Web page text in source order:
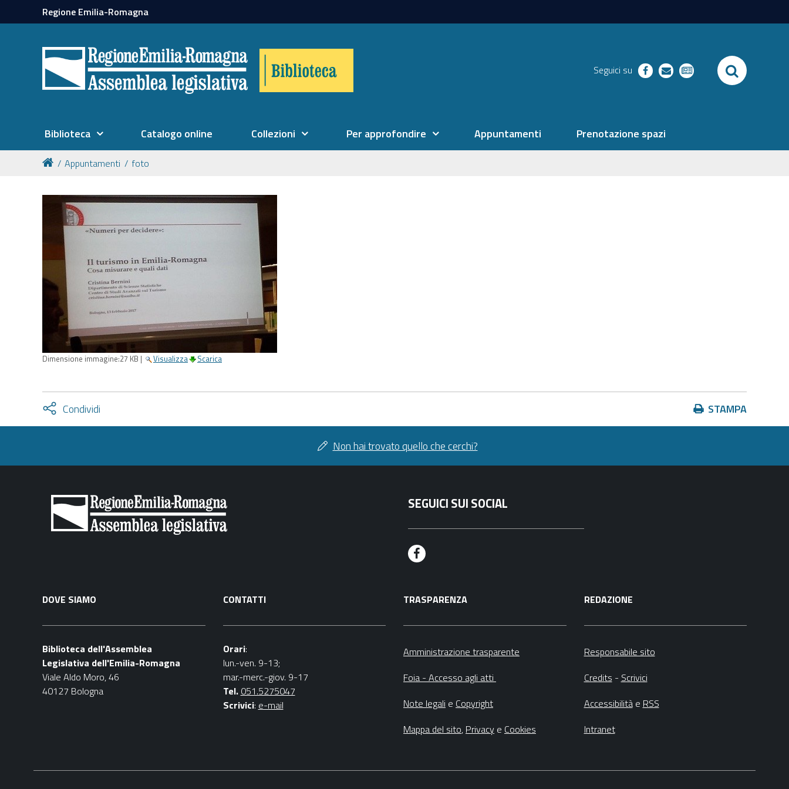
Regione Emilia-Romagna
Seguici su facebookrichiestenewsletter SEARCH
Biblioteca Catalogo online Collezioni Per approfondire Appuntamenti Prenotazione spazi
Appuntamenti foto
Dimensione immagine:27 KB | Visualizza Scarica
Azioni
sul
STAMPA
Condividi
facebook
twitter
Attiva
condividi
Non hai trovato quello che cerchi?
SEGUICI SUI SOCIAL
F
c
e
o
k
DOVE SIAMO
Biblioteca dell'Assemblea
Legislativa dell'Emilia-Romagna
Viale Aldo Moro, 46
40127 Bologna
CONTATTI
Orari:
lun.-ven. 9-13;
mar.-merc.-giov. 9-17
Tel. 051.5275047
Scrivici: e-mail
TRASPARENZA
Amministrazione trasparente
Foia - Accesso agli atti
Note legali e Copyright
Mappa del sito, Privacy e Cookies
REDAZIONE
Responsabile sito
Credits - Scrivici
Accessibilitàe RSS
Intranet